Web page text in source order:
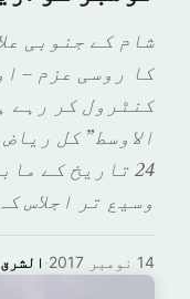
شام کے جنوبی
کا روسی عزم –
کنٹرول کر رہے
24 تاریخ کے
وسیع تر اجلاس
· 14 نومبر 2017